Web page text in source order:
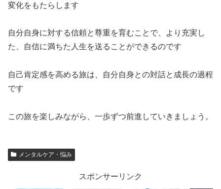
変化をもたらします
自分自身に対する信頼と尊重を育むことで、より充実し
た、自信に満ちた人生を送ることができるのです
自己肯定感を高める旅は、自分自身との対話と成長の過程
です
この旅を楽しみながら、一歩ずつ前進していきましょう。
メンタルケア・悩み
スポンサーリンク